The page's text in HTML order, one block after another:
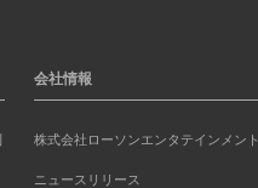
会社情報
株式会社ローソンエンタテインメント
ニュースリリース